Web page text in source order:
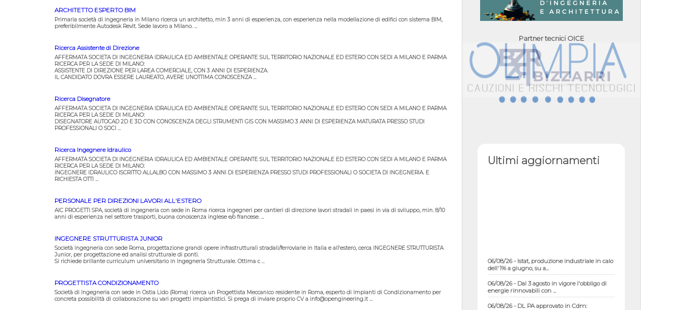
ARCHITETTO ESPERTO BIM
Primaria società di ingegneria in Milano ricerca un architetto, min 3 anni di esperienza, con esperienza nella modellazione di edifici con sistema BIM,
preferibilmente Autodesk Revit. Sede lavoro a Milano. ...
Ricerca Assistente di Direzione
AFFERMATA SOCIETA DI INGEGNERIA IDRAULICA ED AMBIENTALE OPERANTE SUL TERRITORIO NAZIONALE ED ESTERO CON SEDI A MILANO E PARMA
RICERCA PER LA SEDE DI MILANO:
ASSISTENTE DI DIREZIONE PER LAREA COMERCIALE, CON 3 ANNI DI ESPERIENZA.
IL CANDIDATO DOVRA ESSERE LAUREATO, AVERE UNOTTIMA CONOSCENZA ...
Ricerca Disegnatore
AFFERMATA SOCIETA DI INGEGNERIA IDRAULICA ED AMBIENTALE OPERANTE SUL TERRITORIO NAZIONALE ED ESTERO CON SEDI A MILANO E PARMA
RICERCA PER LA SEDE DI MILANO:
DISEGNATORE AUTOCAD 2D E 3D CON CONOSCENZA DEGLI STRUMENTI GIS CON MASSIMO 3 ANNI DI ESPERIENZA MATURATA PRESSO STUDI
PROFESSIONALI O SOCI ...
Ricerca Ingegnere Idraulico
AFFERMATA SOCIETA DI INGEGNERIA IDRAULICA ED AMBIENTALE OPERANTE SUL TERRITORIO NAZIONALE ED ESTERO CON SEDI A MILANO E PARMA
RICERCA PER LA SEDE DI MILANO:
INGEGNERE IDRAULICO ISCRITTO ALLALBO CON MASSIMO 3 ANNI DI ESPERIENZA PRESSO STUDI PROFESSIONALI O SOCIETA DI INGEGNERIA. E
RICHIESTA OTTI ...
PERSONALE PER DIREZIONI LAVORI ALL'ESTERO
AIC PROGETTI SPA, società di ingegneria con sede in Roma ricerca ingegneri per cantieri di direzione lavori stradali in paesi in via di sviluppo, min. 8/10
anni di esperienza nel settore trasporti, buona conoscenza inglese e/o francese. ...
INGEGNERE STRUTTURISTA JUNIOR
Società ingegneria con sede Roma, progettazione grandi opere infrastrutturali stradali/ferroviarie in Italia e all'estero, cerca INGEGNERE STRUTTURISTA
Junior, per progettazione ed analisi strutturale di ponti.
Si richiede brillante curriculum universitario in Ingegneria Strutturale. Ottima c ...
PROGETTISTA CONDIZIONAMENTO
Società di Ingegneria con sede in Ostia Lido (Roma) ricerca un Progettista Meccanico residente in Roma, esperto di Impianti di Condizionamento per
concreta possibilità di collaborazione su vari progetti impiantistici. Si prega di inviare proprio CV a info@opengineering.it ...
Partner tecnici OICE
Ultimi aggiornamenti
dell'1% a giugno, su a...
06/08/26 - Dal 3 agosto in vigore l'obbligo di
energie rinnovabili con ...
06/08/26 - DL PA approvato in Cdm:
contributi per riqualificazione sism...